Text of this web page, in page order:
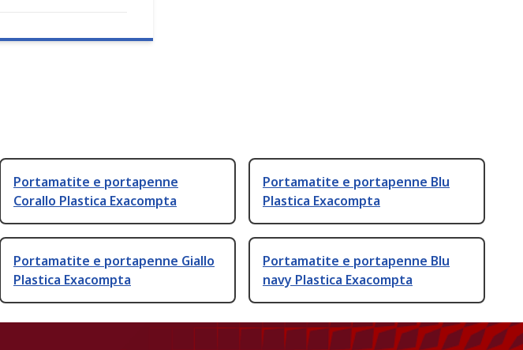
Portamatite e portapenne
Corallo Plastica Exacompta
Portamatite e portapenne Blu
Plastica Exacompta
Portamatite e portapenne Giallo
Plastica Exacompta
Portamatite e portapenne Blu
navy Plastica Exacompta